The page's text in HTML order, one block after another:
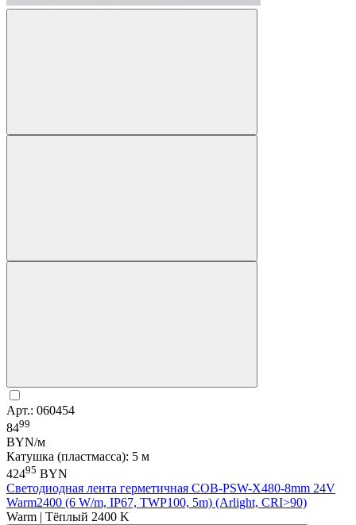
Арт.: 060454
8499
BYN/м
Катушка (пластмасса): 5 м
42495 BYN
Светодиодная лента герметичная COB-PSW-X480-8mm 24V
Warm2400 (6 W/m, IP67, TWP100, 5m) (Arlight, CRI>90)
Warm | Тёплый 2400 K